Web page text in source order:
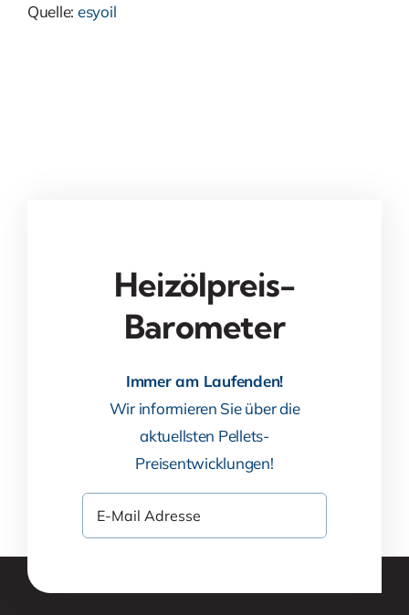
Quelle: esyoil
Heizölpreis-
Barometer
Immer am Laufenden!
Wir informieren Sie über die
aktuellsten Pellets-
Preisentwicklungen!